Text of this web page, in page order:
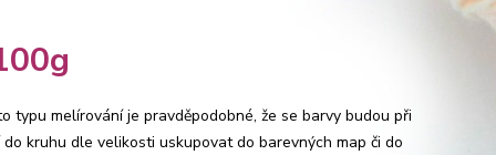
typu melírování je pravděpodobné, že se barvy budou při
kruhu dle velikosti uskupovat do barevných map či do